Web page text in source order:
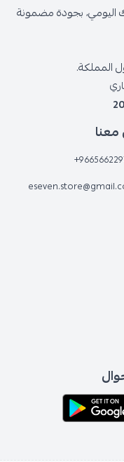
اليومي، بجودة مضمونة